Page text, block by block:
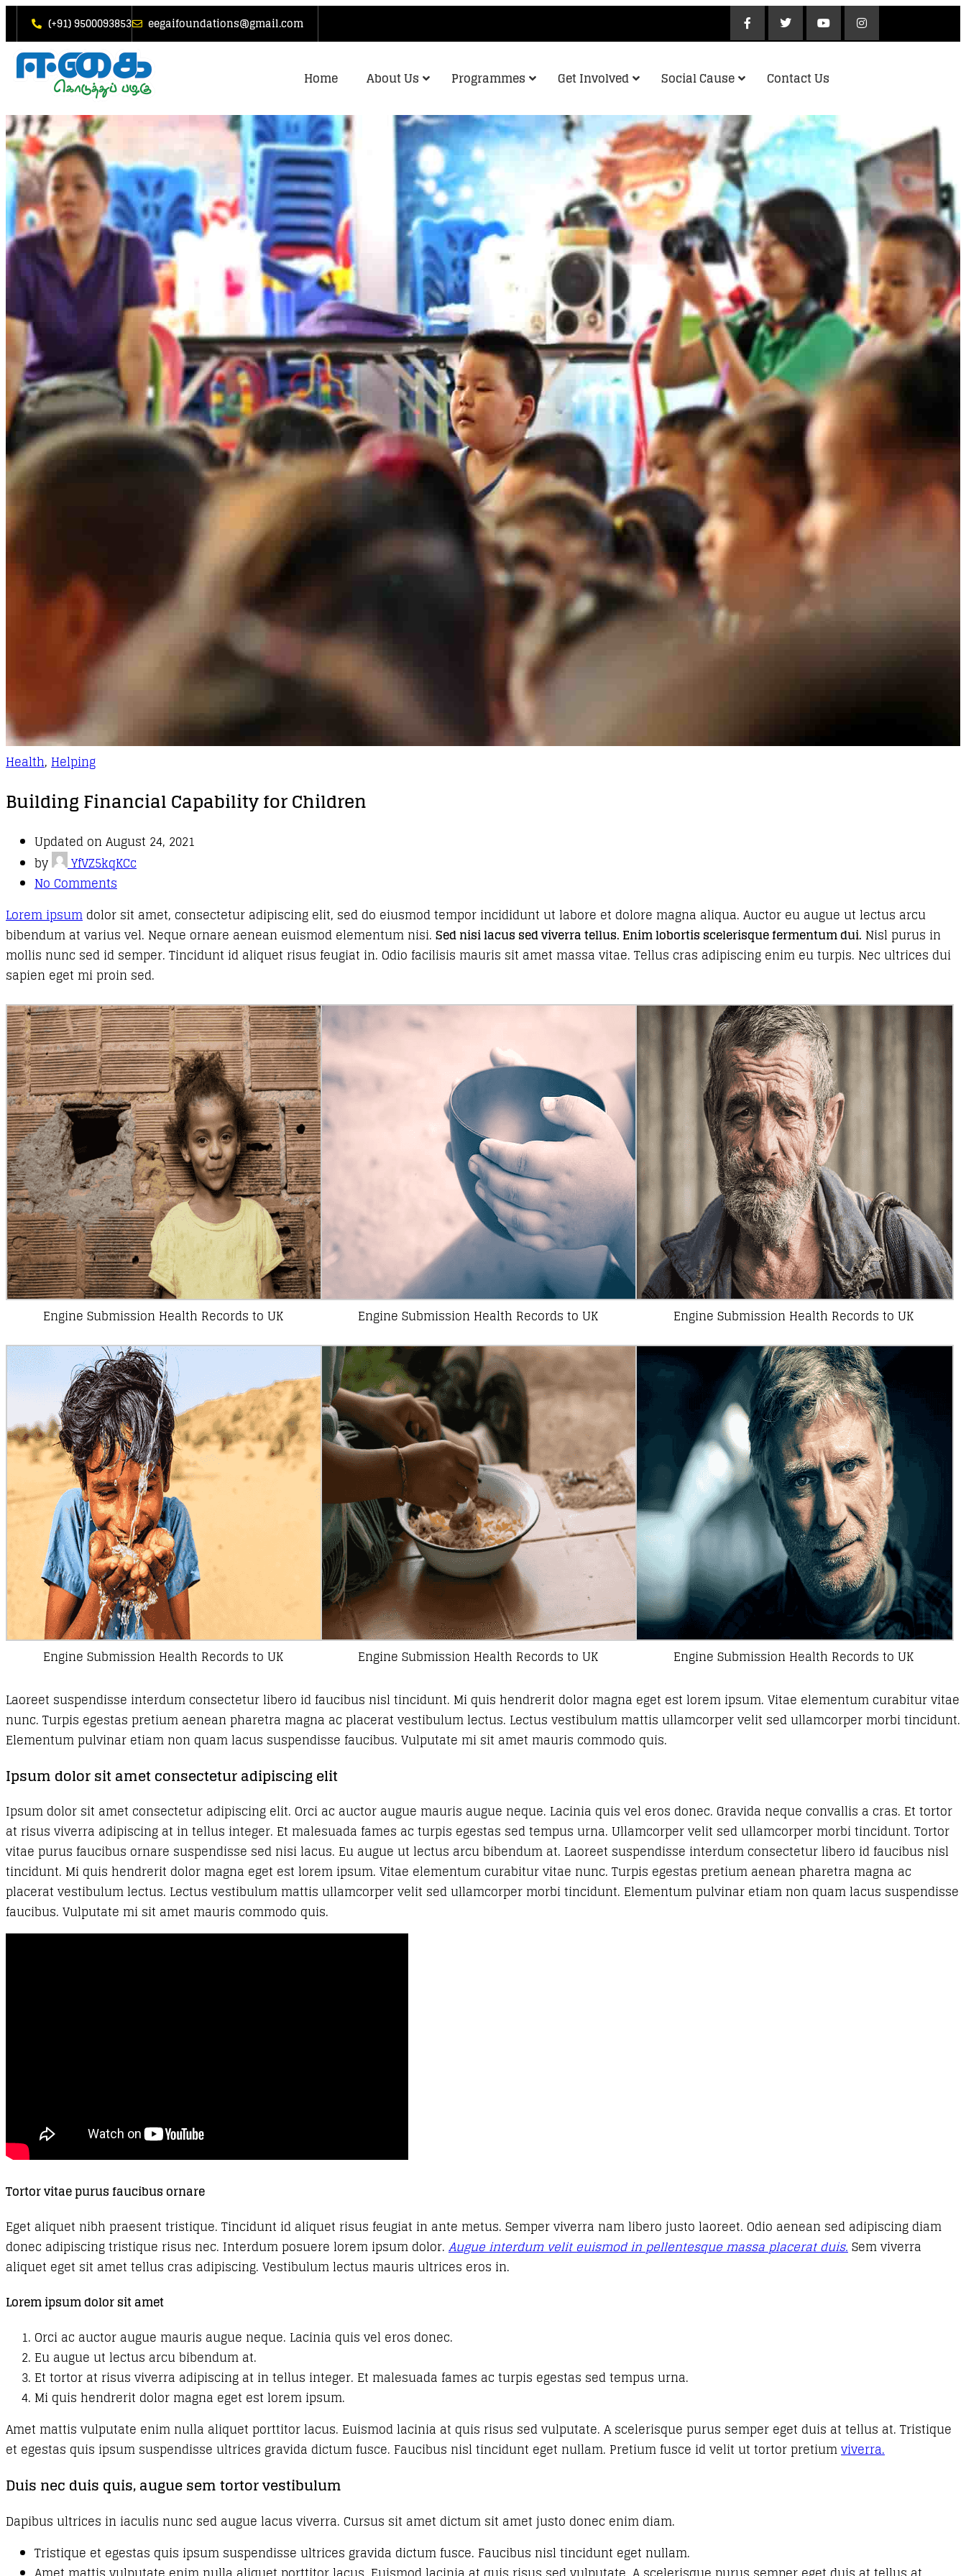
(+91) 9500093853 eegaifoundations@gmail.com
Home About Us Programmes Get Involved Social Cause Contact Us
Health, Helping
Building Financial Capability for Children
Updated on August 24, 2021
by
YfVZ5kqKCc
No Comments
Lorem ipsum dolor sit amet, consectetur adipiscing elit, sed do eiusmod tempor incididunt ut labore et dolore magna aliqua. Auctor eu augue ut lectus arcu
bibendum at varius vel. Neque ornare aenean euismod elementum nisi. Sed nisi lacus sed viverra tellus. Enim lobortis scelerisque fermentum dui. Nisl purus in
mollis nunc sed id semper. Tincidunt id aliquet risus feugiat in. Odio facilisis mauris sit amet massa vitae. Tellus cras adipiscing enim eu turpis. Nec ultrices dui
sapien eget mi proin sed.
Engine Submission Health Records to UK Engine Submission Health Records to UK Engine Submission Health Records to UK
Engine Submission Health Records to UK Engine Submission Health Records to UK Engine Submission Health Records to UK
Laoreet suspendisse interdum consectetur libero id faucibus nisl tincidunt. Mi quis hendrerit dolor magna eget est lorem ipsum. Vitae elementum curabitur vitae
nunc. Turpis egestas pretium aenean pharetra magna ac placerat vestibulum lectus. Lectus vestibulum mattis ullamcorper velit sed ullamcorper morbi tincidunt.
Elementum pulvinar etiam non quam lacus suspendisse faucibus. Vulputate mi sit amet mauris commodo quis.
Ipsum dolor sit amet consectetur adipiscing elit
Ipsum dolor sit amet consectetur adipiscing elit. Orci ac auctor augue mauris augue neque. Lacinia quis vel eros donec. Gravida neque convallis a cras. Et tortor
at risus viverra adipiscing at in tellus integer. Et malesuada fames ac turpis egestas sed tempus urna. Ullamcorper velit sed ullamcorper morbi tincidunt. Tortor
vitae purus faucibus ornare suspendisse sed nisi lacus. Eu augue ut lectus arcu bibendum at. Laoreet suspendisse interdum consectetur libero id faucibus nisl
tincidunt. Mi quis hendrerit dolor magna eget est lorem ipsum. Vitae elementum curabitur vitae nunc. Turpis egestas pretium aenean pharetra magna ac
placerat vestibulum lectus. Lectus vestibulum mattis ullamcorper velit sed ullamcorper morbi tincidunt. Elementum pulvinar etiam non quam lacus suspendisse
faucibus. Vulputate mi sit amet mauris commodo quis.
Tortor vitae purus faucibus ornare
Eget aliquet nibh praesent tristique. Tincidunt id aliquet risus feugiat in ante metus. Semper viverra nam libero justo laoreet. Odio aenean sed adipiscing diam
donec adipiscing tristique risus nec. Interdum posuere lorem ipsum dolor. Augue interdum velit euismod in pellentesque massa placerat duis.Sem viverra
aliquet eget sit amet tellus cras adipiscing. Vestibulum lectus mauris ultrices eros in.
Lorem ipsum dolor sit amet
Orci ac auctor augue mauris augue neque. Lacinia quis vel eros donec.
Eu augue ut lectus arcu bibendum at.
Et tortor at risus viverra adipiscing at in tellus integer. Et malesuada fames ac turpis egestas sed tempus urna.
Mi quis hendrerit dolor magna eget est lorem ipsum.
Amet mattis vulputate enim nulla aliquet porttitor lacus. Euismod lacinia at quis risus sed vulputate. A scelerisque purus semper eget duis at tellus at. Tristique
et egestas quis ipsum suspendisse ultrices gravida dictum fusce. Faucibus nisl tincidunt eget nullam. Pretium fusce id velit ut tortor pretiumviverra.
Duis nec duis quis, augue sem tortor vestibulum
Dapibus ultrices in iaculis nunc sed augue lacus viverra. Cursus sit amet dictum sit amet justo donec enim diam.
Tristique et egestas quis ipsum suspendisse ultrices gravida dictum fusce. Faucibus nisl tincidunt eget nullam.